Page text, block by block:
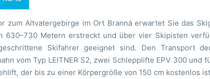
zum Altvatergebirge im Ort Branná erwartet Sie das
630–730 Metern erstreckt und über vier Skipisten
Skifahrer geeignet sind. Den Transport
vom Typ LEITNER S2, zwei Schlepplifte EPV 300 und
der bis zu einer Körpergröße von 150 cm kostenlos